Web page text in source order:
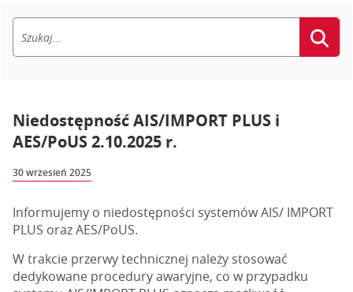
Niedostępność AIS/IMPORT PLUS i
AES/PoUS 2.10.2025 r.
30 wrzesień 2025
Informujemy o niedostępności systemów AIS/ IMPORT
PLUS oraz AES/PoUS.
W trakcie przerwy technicznej należy stosować
dedykowane procedury awaryjne, co w przypadku